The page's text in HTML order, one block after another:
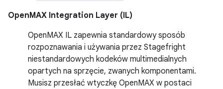
OpenMAX Integration Layer (IL)
OpenMAX IL zapewnia standardowy sposób
rozpoznawania i używania przez Stagefright
niestandardowych kodeków multimedialnych
opartych na sprzęcie, zwanych komponentami.
Musisz przesłać wtyczkę OpenMAX w postaci